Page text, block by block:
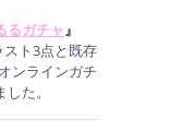
るガチャ』
ト3点と既存
ンラインガチ
た。